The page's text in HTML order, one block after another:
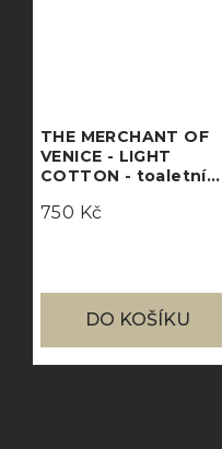
THE MERCHANT OF
VENICE - LIGHT
COTTON - toaletní
750 Kč
DO KOŠÍKU